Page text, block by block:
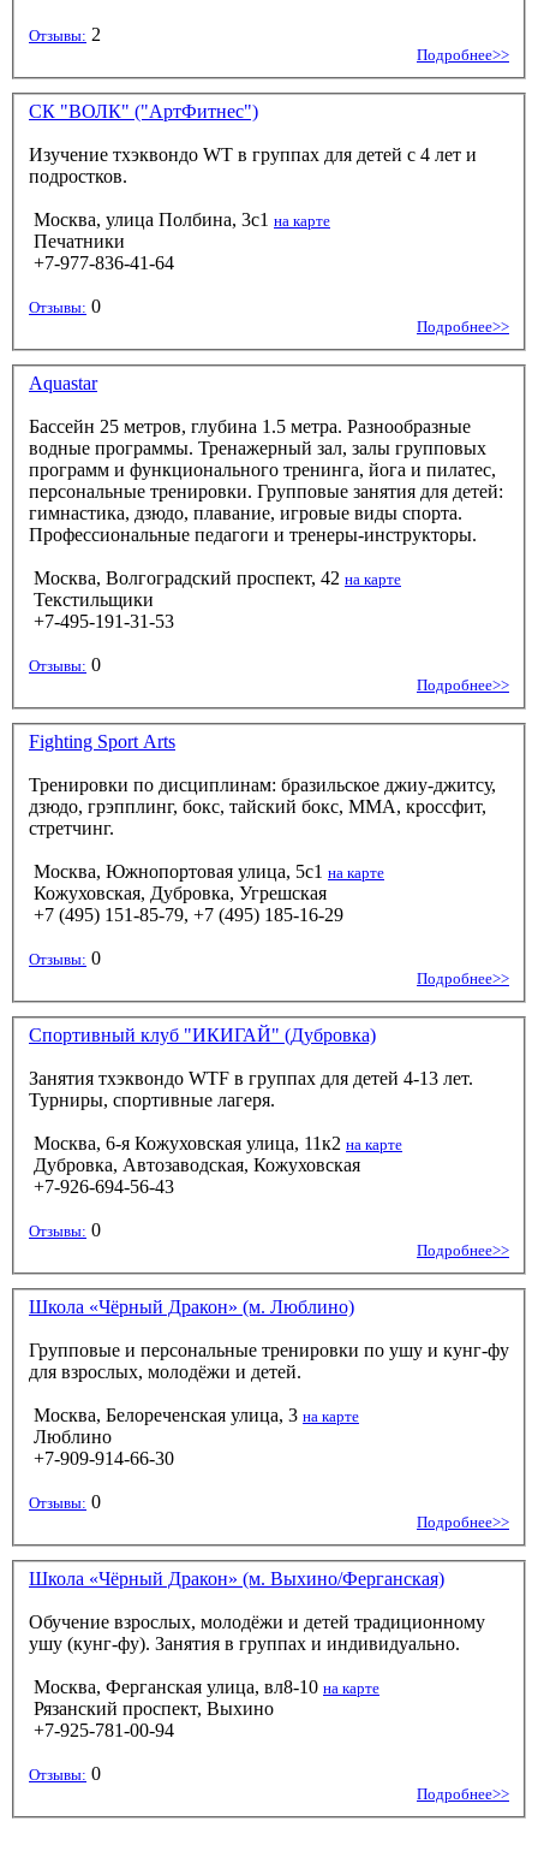
Отзывы: 2
Подробнее>>
СК "ВОЛК" ("АртФитнес")
Изучение тхэквондо WТ в группах для детей с 4 лет и
подростков.
Москва, улица Полбина, 3с1 на карте
Печатники
+7-977-836-41-64
Отзывы: 0
Подробнее>>
Aquastar
Бассейн 25 метров, глубина 1.5 метра. Разнообразные
водные программы. Тренажерный зал, залы групповых
программ и функционального тренинга, йога и пилатес,
персональные тренировки. Групповые занятия для детей:
гимнастика, дзюдо, плавание, игровые виды спорта.
Профессиональные педагоги и тренеры-инструкторы.
Москва, Волгоградский проспект, 42 на карте
Текстильщики
+7-495-191-31-53
Отзывы: 0
Подробнее>>
Fighting Sport Arts
Тренировки по дисциплинам: бразильское джиу-джитсу,
дзюдо, грэпплинг, бокс, тайский бокс, ММА, кроссфит,
стретчинг.
Москва, Южнопортовая улица, 5с1 на карте
Кожуховская, Дубровка, Угрешская
+7 (495) 151-85-79, +7 (495) 185-16-29
Отзывы: 0
Подробнее>>
Спортивный клуб "ИКИГАЙ" (Дубровка)
Занятия тхэквондо WTF в группах для детей 4-13 лет.
Турниры, спортивные лагеря.
Москва, 6-я Кожуховская улица, 11к2 на карте
Дубровка, Автозаводская, Кожуховская
+7-926-694-56-43
Отзывы: 0
Подробнее>>
Школа «Чёрный Дракон» (м. Люблино)
Групповые и персональные тренировки по ушу и кунг-фу
для взрослых, молодёжи и детей.
Москва, Белореченская улица, 3 на карте
Люблино
+7-909-914-66-30
Отзывы: 0
Подробнее>>
Школа «Чёрный Дракон» (м. Выхино/Ферганская)
Обучение взрослых, молодёжи и детей традиционному
ушу (кунг-фу). Занятия в группах и индивидуально.
Москва, Ферганская улица, вл8-10 на карте
Рязанский проспект, Выхино
+7-925-781-00-94
Отзывы: 0
Подробнее>>